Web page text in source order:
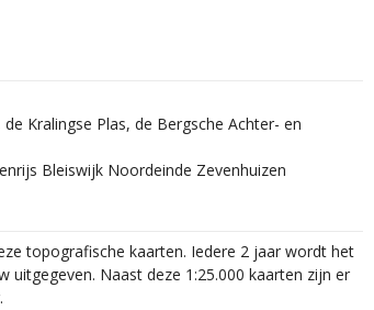
Kralingse Plas, de Bergsche Achter- en
Bleiswijk Noordeinde Zevenhuizen
topografische kaarten. Iedere 2 jaar wordt het
uitgegeven. Naast deze 1:25.000 kaarten zijn er